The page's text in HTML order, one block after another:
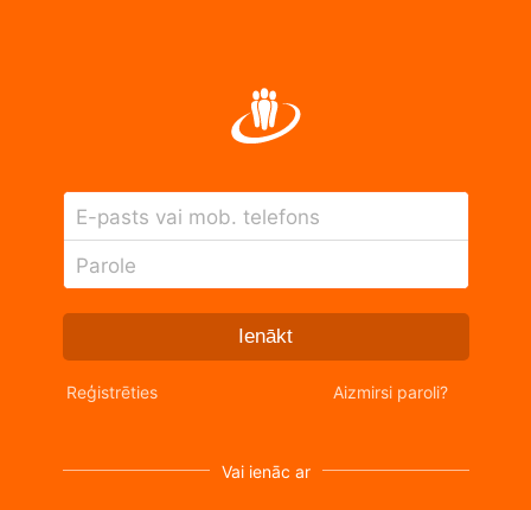
E-pasts vai mob. telefons
Parole
Ienākt
Reģistrēties Aizmirsi paroli?
Vai ienāc ar